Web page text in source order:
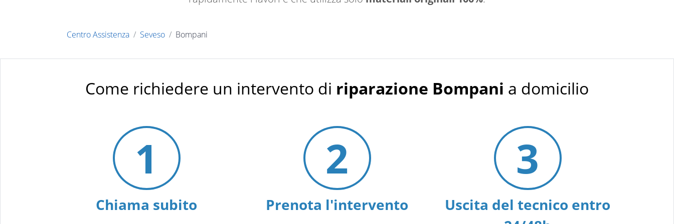
Centro Assistenza Seveso Bompani
Come richiedere un intervento di riparazione Bompani a domicilio
1
Chiama subito
2
Prenota l'intervento
3
Uscita del tecnico entro